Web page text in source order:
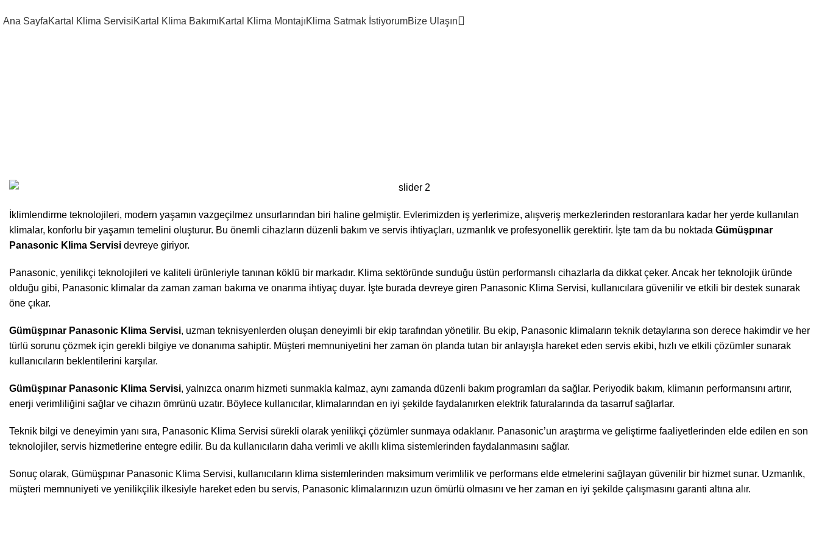
Ana SayfaKartal Klima ServisiKartal Klima BakımıKartal Klima MontajıKlima Satmak İstiyorumBize Ulaşın
İklimlendirme teknolojileri, modern yaşamın vazgeçilmez unsurlarından biri haline gelmiştir. Evlerimizden iş yerlerimize, alışveriş merkezlerinden restoranlara kadar her yerde kullanılan
klimalar, konforlu bir yaşamın temelini oluşturur. Bu önemli cihazların düzenli bakım ve servis ihtiyaçları, uzmanlık ve profesyonellik gerektirir. İşte tam da bu noktada Gümüşpınar
Panasonic Klima Servisi devreye giriyor.
Panasonic, yenilikçi teknolojileri ve kaliteli ürünleriyle tanınan köklü bir markadır. Klima sektöründe sunduğu üstün performanslı cihazlarla da dikkat çeker. Ancak her teknolojik üründe
olduğu gibi, Panasonic klimalar da zaman zaman bakıma ve onarıma ihtiyaç duyar. İşte burada devreye giren Panasonic Klima Servisi, kullanıcılara güvenilir ve etkili bir destek sunarak
öne çıkar.
Gümüşpınar Panasonic Klima Servisi, uzman teknisyenlerden oluşan deneyimli bir ekip tarafından yönetilir. Bu ekip, Panasonic klimaların teknik detaylarına son derece hakimdir ve her
türlü sorunu çözmek için gerekli bilgiye ve donanıma sahiptir. Müşteri memnuniyetini her zaman ön planda tutan bir anlayışla hareket eden servis ekibi, hızlı ve etkili çözümler sunarak
kullanıcıların beklentilerini karşılar.
Gümüşpınar Panasonic Klima Servisi, yalnızca onarım hizmeti sunmakla kalmaz, aynı zamanda düzenli bakım programları da sağlar. Periyodik bakım, klimanın performansını artırır,
enerji verimliliğini sağlar ve cihazın ömrünü uzatır. Böylece kullanıcılar, klimalarından en iyi şekilde faydalanırken elektrik faturalarında da tasarruf sağlarlar.
Teknik bilgi ve deneyimin yanı sıra, Panasonic Klima Servisi sürekli olarak yenilikçi çözümler sunmaya odaklanır. Panasonic’un araştırma ve geliştirme faaliyetlerinden elde edilen en son
teknolojiler, servis hizmetlerine entegre edilir. Bu da kullanıcıların daha verimli ve akıllı klima sistemlerinden faydalanmasını sağlar.
Sonuç olarak, Gümüşpınar Panasonic Klima Servisi, kullanıcıların klima sistemlerinden maksimum verimlilik ve performans elde etmelerini sağlayan güvenilir bir hizmet sunar. Uzmanlık,
müşteri memnuniyeti ve yenilikçilik ilkesiyle hareket eden bu servis, Panasonic klimalarınızın uzun ömürlü olmasını ve her zaman en iyi şekilde çalışmasını garanti altına alır.